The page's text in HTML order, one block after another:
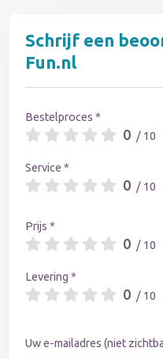
Schrijf een
Fun.nl
Bestelproces *
0 / 10
Service *
0 / 10
Prijs *
0 / 10
Levering *
0 / 10
Uw e-mailadres (niet